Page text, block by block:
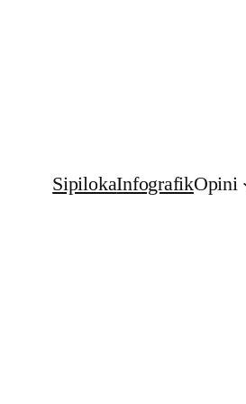
SipilokaInfografikOpini